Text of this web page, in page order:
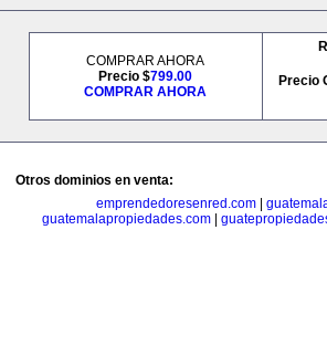
COMPRAR AHORA
Precio $799.00
COMPRAR AHORA
Precio
Otros dominios en venta:
emprendedoresenred.com|
guatemalapropiedades.com|